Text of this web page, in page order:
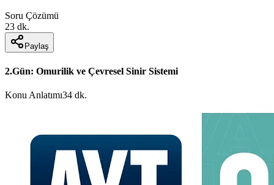
Soru Çözümü
23 dk.
Paylaş
2.Gün: Omurilik ve Çevresel Sinir Sistemi
Konu Anlatımı34 dk.